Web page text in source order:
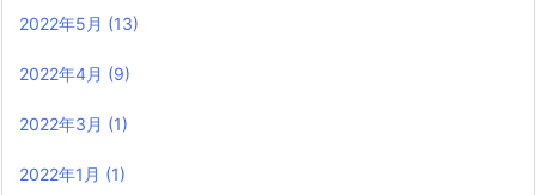
2022年5月 (13)
2022年4月 (9)
2022年3月 (1)
2022年1月 (1)